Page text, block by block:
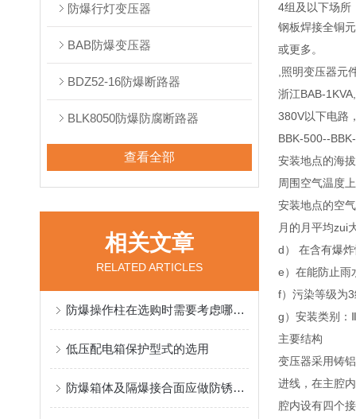
防爆行灯变压器
BAB防爆变压器
BDZ52-16防爆断路器
BLK8050防爆防腐断路器
查看全部
相关文章
RELATED ARTICLES
防爆操作柱在选购时需要考虑哪些因素？
低压配电箱保护型式的选用
防爆箱体及隔爆接合面应做防锈处理
4组及以下场所
钢板焊接全铜
或更多。
,照明变压器元
浙江BAB-
380V以下电路
BBK-500--
安装地点的海
周围空气温度
安装地点的空
月的月平均zui
d） 在含有爆
e）在能防止雨
f）污染等级为
g）安装类别：
主要结构
变压器采用铸
进线，在主腔
腔内设有四个